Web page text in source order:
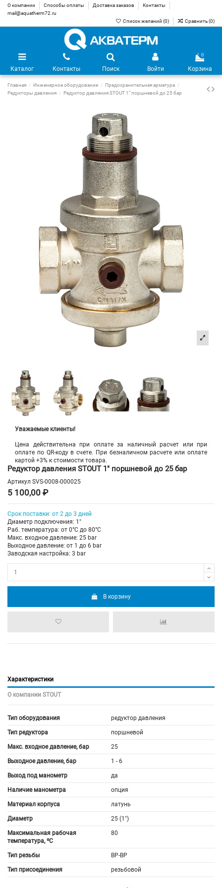
О компании Способы оплаты Доставка заказов
Контакты
mail@aquatherm72.ru
Список желаний (0) Сравнить (0)
Каталог Контакты Поиск Войти
0
Корзина
Главная Инженерное оборудование
Предохранительная арматура
Редукторы давления
Редуктор давления STOUT 1" поршневой до 25 бар
Уважаемые клиенты!
Цена действительна при оплате за наличный расчет или при
оплате по QR-коду в счете. При безналичном расчете или оплате
картой +3% к стоимости товара.
Редуктор давления STOUT 1" поршневой до 25 бар
Артикул SVS-0008-000025
5 100,00 ₽
Срок поставки: от 2 до 3 дней
Диаметр подключения: 1"
Раб. температура: от 0°C до 80°C
Макс. входное давление: 25 bar
Выходное давление: от 1 до 6 bar
Заводская настройка: 3 bar
В корзину
Характеристики
О компании STOUT
Тип оборудования редуктор давления
Тип редуктора поршневой
Макс. входное давление, бар 25
Выходное давление, бар 1 - 6
Выход под манометр да
Наличие манометра опция
Материал корпуса латунь
Диаметр 25 (1")
Максимальная рабочая
температура, ºС
80
Тип резьбы ВР-ВР
Тип присоединения резьбовой